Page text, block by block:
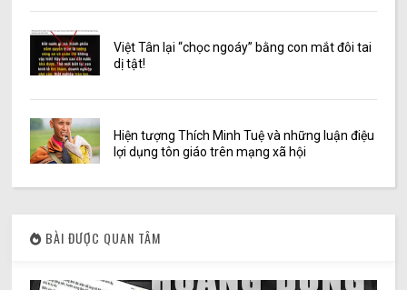
Việt Tân lại “chọc ngoáy” bằng con mắt đôi tai
dị tật!
Hiện tượng Thích Minh Tuệ và những luận điệu
lợi dụng tôn giáo trên mạng xã hội
BÀI ĐƯỢC QUAN TÂM